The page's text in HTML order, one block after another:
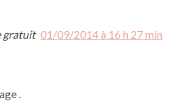
gratuit 01/09/2014 à 16 h 27 min
.